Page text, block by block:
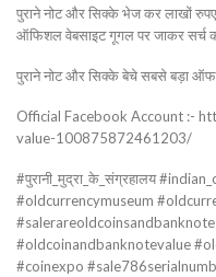
पुराने नोट और सिक्के भेज कर लाखों
ऑफिशल वेबसाइट गूगल पर जाकर सर्च
पुराने नोट और सिक्के बेचे सबसे बड़ा
Official Facebook Account :-
value-100875872461203/
#पुरानी_मुद्रा_के_संग्रहालय
#oldcurrencymuseum
#oldcoinandbanknotevalue
#coinexpo